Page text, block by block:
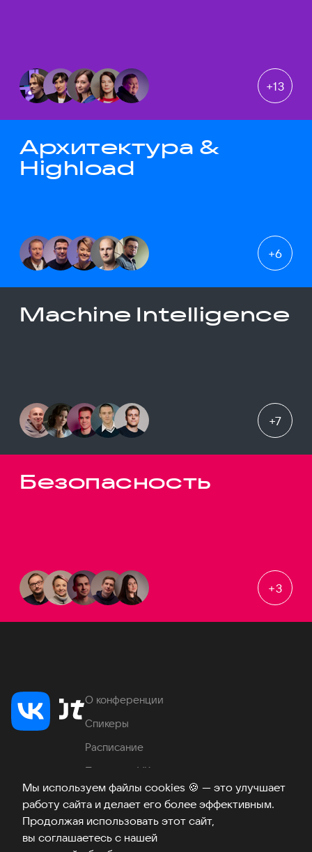
Мы используем файлы cookies 🍪 — это улучшает
работу сайта и делает его более эффективным.
Продолжая использовать этот сайт,
вы соглашаетесь с нашей
+13
Архитектура &
Highload
+6
Machine Intelligence
+7
Безопасность
+3
О конференции
Спикеры
Расписание
Продукты VK
Место проведения
Часто задаваемые вопросы